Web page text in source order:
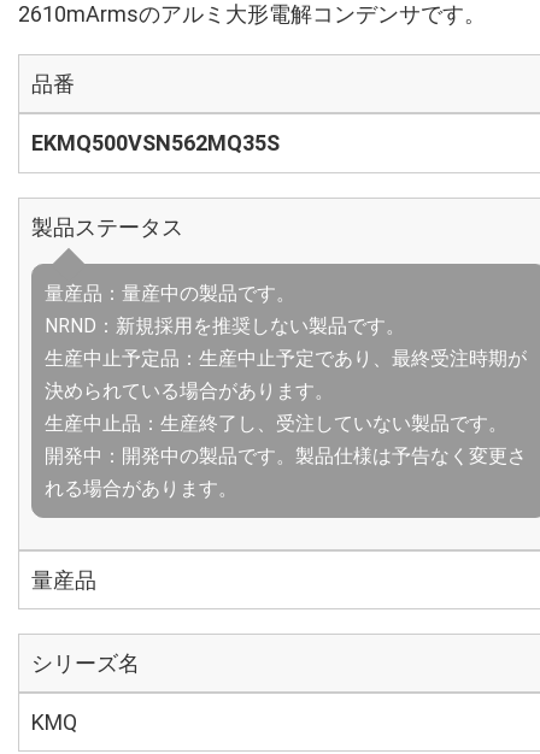
2610mArmsのアルミ大形電解コンデンサです。
品番
EKMQ500VSN562MQ35S
製品ステータス
量産品：量産中の製品です。
NRND：新規採用を推奨しない製品です。
生産中止予定品：生産中止予定であり、最終受注時期が
決められている場合があります。
生産中止品：生産終了し、受注していない製品です。
開発中：開発中の製品です。製品仕様は予告なく変更さ
れる場合があります。
量産品
シリーズ名
KMQ